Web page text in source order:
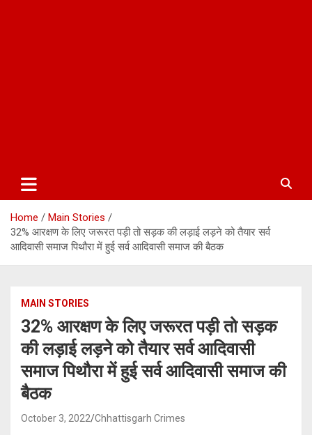
Home
Main Stories
32% आरक्षण के लिए जरूरत पड़ी तो सड़क की लड़ाई लड़ने को तैयार सर्व
आदिवासी समाज पिथौरा में हुई सर्व आदिवासी समाज की बैठक
MAIN STORIES
32% आरक्षण के लिए जरूरत पड़ी तो सड़क
की लड़ाई लड़ने को तैयार सर्व आदिवासी
समाज पिथौरा में हुई सर्व आदिवासी समाज की
बैठक
October 3, 2022 Chhattisgarh Crimes